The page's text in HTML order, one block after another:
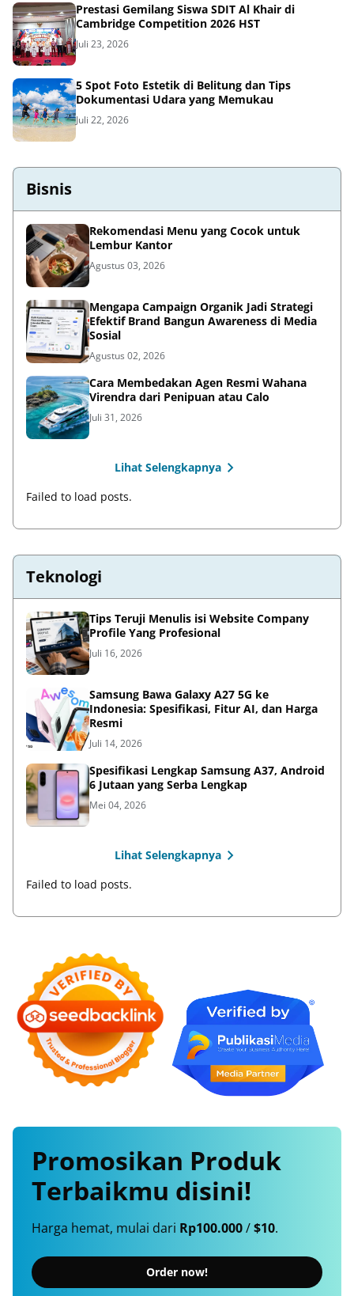
Prestasi Gemilang Siswa SDIT Al Khair di
Cambridge Competition 2026 HST
Juli 23, 2026
5 Spot Foto Estetik di Belitung dan Tips
Dokumentasi Udara yang Memukau
Juli 22, 2026
Bisnis
Rekomendasi Menu yang Cocok untuk
Lembur Kantor
Agustus 03, 2026
Mengapa Campaign Organik Jadi Strategi
Efektif Brand Bangun Awareness di Media
Sosial
Agustus 02, 2026
Cara Membedakan Agen Resmi Wahana
Virendra dari Penipuan atau Calo
Juli 31, 2026
Lihat Selengkapnya
Failed to load posts.
Teknologi
Tips Teruji Menulis isi Website Company
Profile Yang Profesional
Juli 16, 2026
Samsung Bawa Galaxy A27 5G ke
Indonesia: Spesifikasi, Fitur AI, dan Harga
Resmi
Juli 14, 2026
Spesifikasi Lengkap Samsung A37, Android
6 Jutaan yang Serba Lengkap
Mei 04, 2026
Lihat Selengkapnya
Failed to load posts.
Promosikan Produk
Terbaikmu disini!
Harga hemat, mulai dari Rp100.000/$10.
Order now!